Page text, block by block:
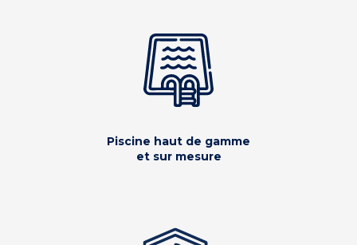
Piscine haut de gamme
et sur mesure